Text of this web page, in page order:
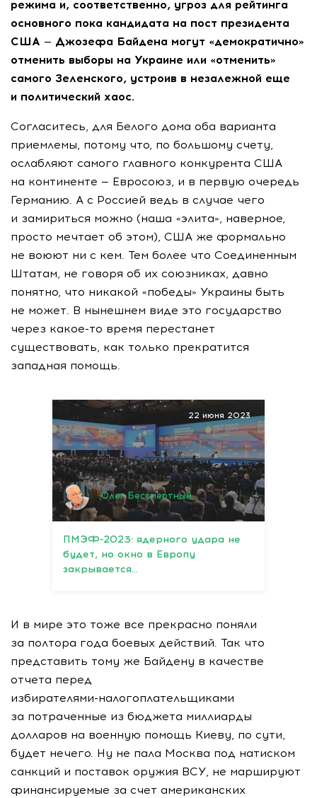
режима и, соответственно, угроз для рейтинга
основного пока кандидата на пост президента
США — Джозефа Байдена могут «демократично»
отменить выборы на Украине или «отменить»
самого Зеленского, устроив в незалежной еще
и политический хаос.
Согласитесь, для Белого дома оба варианта
приемлемы, потому что, по большому счету,
ослабляют самого главного конкурента США
на континенте — Евросоюз, и в первую очередь
Германию. А с Россией ведь в случае чего
и замириться можно (наша «элита», наверное,
просто мечтает об этом), США же формально
не воюют ни с кем. Тем более что Соединенным
Штатам, не говоря об их союзниках, давно
понятно, что никакой «победы» Украины быть
не может. В нынешнем виде это государство
через какое-то время перестанет
существовать, как только прекратится
западная помощь.
22 июня 2023
Олег Бессмертный
ПМЭФ-2023: ядерного удара не
будет, но окно в Европу
закрывается…
И в мире это тоже все прекрасно поняли
за полтора года боевых действий. Так что
представить тому же Байдену в качестве
отчета перед
избирателями-налогоплательщиками
за потраченные из бюджета миллиарды
долларов на военную помощь Киеву, по сути,
будет нечего. Ну не пала Москва под натиском
санкций и поставок оружия ВСУ, не маршируют
финансируемые за счет американских